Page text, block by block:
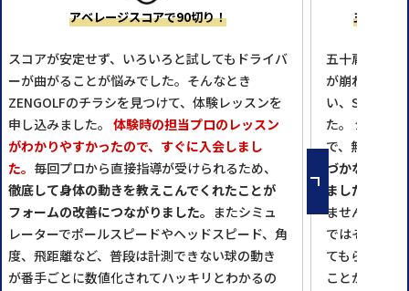
アベレージスコアで90切り！
スコアが安定せず、いろいろと試してもドライバ
ーが曲がることが悩みでした。そんなとき
ZENGOLFのチラシを見つけて、体験レッスンを
申し込みました。 体験時の担当プロのレッスン
がわかりやすかったので、すぐに入会しまし
た。 毎回プロから直接指導が受けられるため、
徹底して身体の動きを教えこんでくれたことが
フォームの改善につながりました。 またシミュ
レーターでポールスピードやヘッドスピード、角
度、飛距離など、普段は計測できない球の動き
が番手ごとに数値化されてハッキリとわかるの
五十肩に
五十肩を患い
が崩れたため
い、SNSで
た。 シミュ
で、無意識的
づかなかっ
ました。
ません。反復
ではそんな忘
てもらい、数
ことができた